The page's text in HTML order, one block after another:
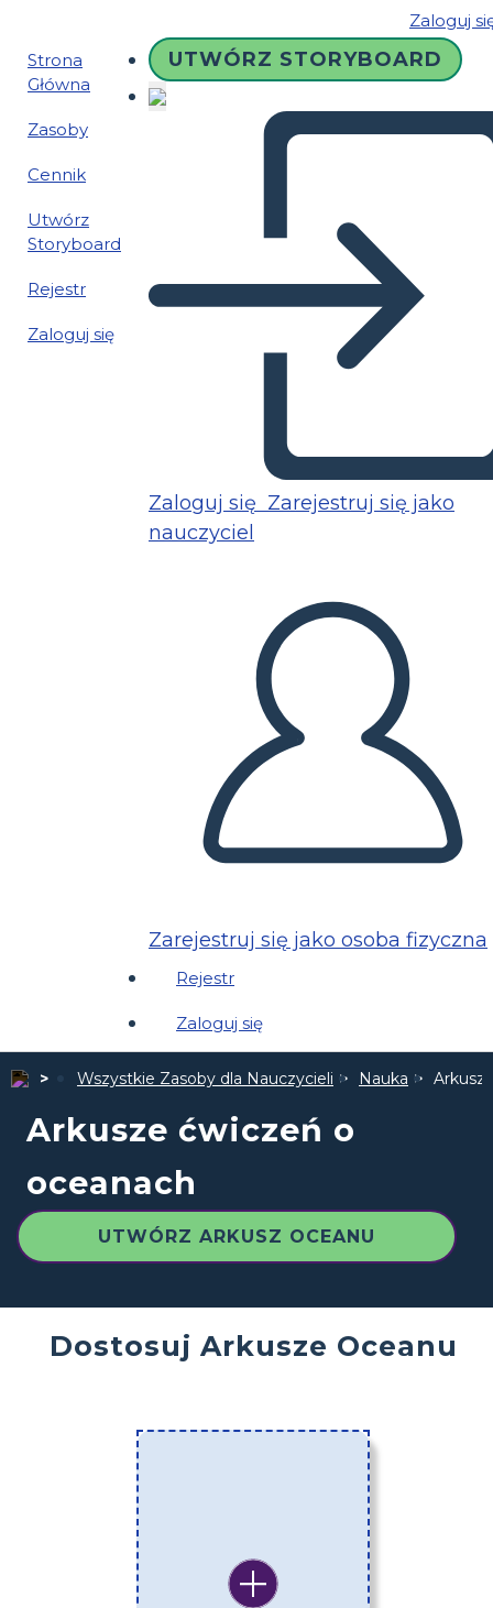
Zaloguj
Strona
Główna
Zasoby
Cennik
Utwórz
Storyboard
Rejestr
Zaloguj się
UTWÓRZ STORYBOARD
Zaloguj się Zarejestruj się jako
nauczyciel
Zarejestruj się jako osoba fizyczna
Rejestr
Zaloguj się
Wszystkie Zasoby dla Nauczycieli Nauka
Arkusze ćwiczeń o
oceanach
UTWÓRZ ARKUSZ OCEANU
Dostosuj Arkusze Oceanu